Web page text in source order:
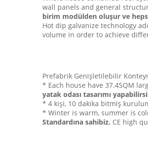
wall panels and general
birim modülden oluşur ve
Hot dip galvanize technology
volume in order to achieve
Prefabrik Genişletilebilir
* Each house have 37.4SQM
yatak odası tasarımı
* 4 kişi, 10 dakika bitmiş
* Winter is warm, summer is
Standardına sahibiz. CE high